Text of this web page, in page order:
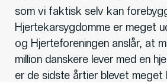
som vi faktisk selv kan
Hjertekarsygdomme er meget
og Hjerteforeningen anslår, at
million danskere lever med en
er de sidste årtier blevet meget